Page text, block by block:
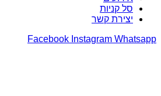
סל קניות
יצירת קשר
Facebook Instagram Whatsapp